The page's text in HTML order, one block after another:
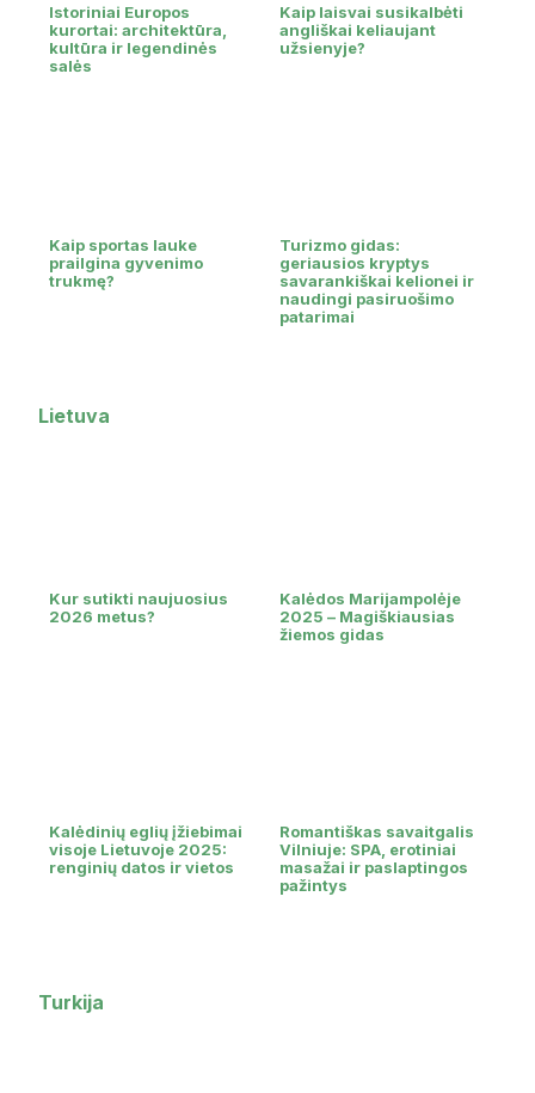
Istoriniai Europos
kurortai: architektūra,
kultūra ir legendinės
salės
Kaip laisvai susikalbėti
angliškai keliaujant
užsienyje?
Kaip sportas lauke
prailgina gyvenimo
trukmę?
Turizmo gidas:
geriausios kryptys
savarankiškai kelionei ir
naudingi pasiruošimo
patarimai
Lietuva
Kur sutikti naujuosius
2026 metus?
Kalėdos Marijampolėje
2025 – Magiškiausias
žiemos gidas
Kalėdinių eglių įžiebimai
visoje Lietuvoje 2025:
renginių datos ir vietos
Romantiškas savaitgalis
Vilniuje: SPA, erotiniai
masažai ir paslaptingos
pažintys
Turkija